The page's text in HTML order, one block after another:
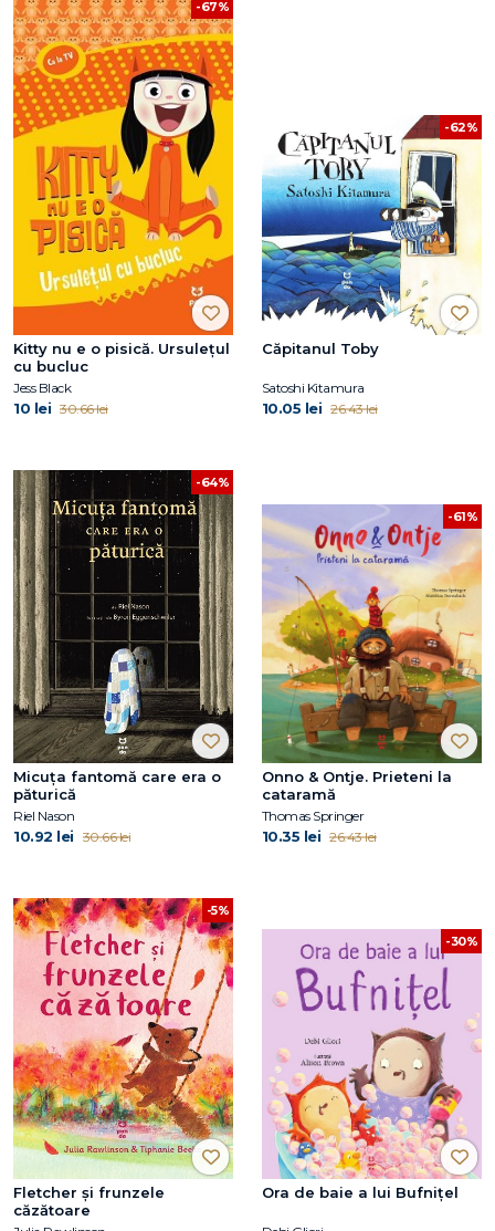
-67%
Kitty nu e o pisică. Ursulețul
cu bucluc
Jess Black
10 lei 30.66 lei
-62%
Căpitanul Toby
Satoshi Kitamura
10.05 lei 26.43 lei
-64%
Micuța fantomă care era o
păturică
Riel Nason
10.92 lei 30.66 lei
-61%
Onno & Ontje. Prieteni la
cataramă
Thomas Springer
10.35 lei 26.43 lei
-5%
Fletcher și frunzele
căzătoare
-30%
Ora de baie a lui Bufnițel